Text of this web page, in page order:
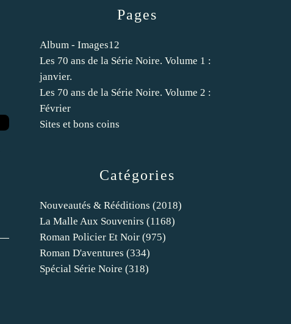
Catégories
Nouveautés & Rééditions (2018)
La Malle Aux Souvenirs (1168)
Roman Policier Et Noir (975)
Roman D'aventures (334)
Spécial Série Noire (318)
Pages
Album - Images12
Les 70 ans de la Série Noire. Volume 1 :
janvier.
Les 70 ans de la Série Noire. Volume 2 :
Février
Sites et bons coins